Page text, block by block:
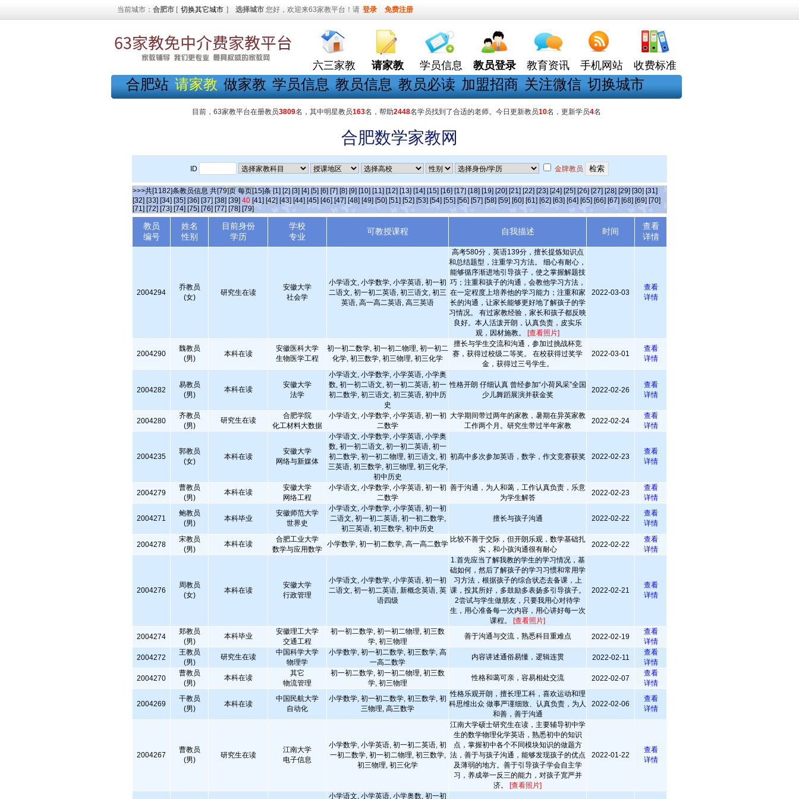
当前城市： 合肥市 [ 切换其它城市 ] 选择城市 您好，欢迎来63家教平台！请 登录 免费注册
六三家教 请家教 学员信息 教员登录 教育资讯 手机网站 收费标准
合肥站 请家教 做家教 学员信息 教员信息 教员必读 加盟招商 关注微信 切换城市
目前，63家教平台在册教员3809名，其中明星教员163名，帮助2448名学员找到了合适的老师。今日更新教员10名，更新学员4名
合肥数学家教网
ID 金牌教员
>>>共[1182]条教员信息 共[79]页 每页[15]条 [1] [2] [3] [4] [5] [6] [7] [8] [9] [10] [11] [12] [13] [14] [15] [16] [17] [18] [19] [20] [21] [22] [23] [24] [25] [26] [27] [28] [29] [30] [31]
[32] [33] [34] [35] [36] [37] [38] [39] 40 [41] [42] [43] [44] [45] [46] [47] [48] [49] [50] [51] [52] [53] [54] [55] [56] [57] [58] [59] [60] [61] [62] [63] [64] [65] [66] [67] [68] [69] [70]
[71] [72] [73] [74] [75] [76] [77] [78] [79]
教员
编号
姓名
性别
目前身份
学历
学校
专业
可教授课程 自我描述 时间
查看
详情
2004294
乔教员
(女)
研究生在读
安徽大学
社会学
小学语文, 小学数学, 小学英语, 初一初
二语文, 初一初二英语, 初三语文, 初三
英语, 高一高二英语, 高三英语
高考580分，英语139分，擅长提炼知识点
和总结题型，注重学习方法。 细心有耐心，
能够循序渐进地引导孩子，使之掌握解题技
巧；注重和孩子的沟通，会教他学习方法，
在一定程度上培养他的学习能力；注重和家
长的沟通，让家长能够更好地了解孩子的学
习情况。 有过家教经验，家长和孩子都反映
良好。本人活泼开朗，认真负责，皮实乐
观，因材施教。 [查看照片]
2022-03-03
查看
详情
2004290
魏教员
(男)
本科在读
安徽医科大学
生物医学工程
初一初二数学, 初一初二物理, 初一初二
化学, 初三数学, 初三物理, 初三化学
擅长与学生交流和沟通，参加过挑战杯竞
赛，获得过校级二等奖。 在校获得过奖学
金，获得过三号学生。
2022-03-01
查看
详情
2004282
易教员
(男)
本科在读
安徽大学
法学
小学语文, 小学数学, 小学英语, 小学奥
数, 初一初二语文, 初一初二英语, 初一
初二数学, 初三语文, 初三英语, 初中历
史
性格开朗 仔细认真 曾经参加“小荷风采”全国
少儿舞蹈展演并获金奖
2022-02-26
查看
详情
2004280
齐教员
(男)
研究生在读
合肥学院
化工材料大数据
小学语文, 小学数学, 小学英语, 初一初
二数学
大学期间带过两年的家教，暑期在异英家教
工作两个月。研究生带过半年家教
2022-02-24
查看
详情
2004235
郭教员
(女)
本科在读
安徽大学
网络与新媒体
小学语文, 小学数学, 小学英语, 小学奥
数, 初一初二语文, 初一初二英语, 初一
初二数学, 初一初二物理, 初三语文, 初
三英语, 初三数学, 初三物理, 初三化学,
初中历史
初高中多次参加英语，数学，作文竞赛获奖 2022-02-23
查看
详情
2004279
曹教员
(男)
本科在读
安徽大学
网络工程
小学语文, 小学数学, 小学英语, 初一初
二数学
善于沟通，为人和蔼，工作认真负责，乐意
为学生解答
2022-02-23
查看
详情
2004271
鲍教员
(男)
本科毕业
安徽师范大学
世界史
小学语文, 小学数学, 小学英语, 初一初
二语文, 初一初二英语, 初一初二数学,
初三英语, 初三数学, 初中历史
擅长与孩子沟通 2022-02-22
查看
详情
2004278
宋教员
(男)
本科在读
合肥工业大学
数学与应用数学
小学数学, 初一初二数学, 高一高二数学
比较不善于交际，但开朗乐观，数学基础扎
实，和小孩沟通很有耐心
2022-02-22
查看
详情
2004276
周教员
(女)
本科在读
安徽大学
行政管理
小学语文, 小学数学, 小学英语, 初一初
二语文, 初一初二英语, 新概念英语, 英
语四级
1.首先应当了解我教的学生的学习情况，基
础如何，然后了解孩子的学习习惯和常用学
习方法，根据孩子的综合状态去备课，上
课，投其所好，多鼓励多表扬多引导孩子。
2尝试与学生做朋友，只要我用心对待学
生，用心准备每一次内容，用心讲好每一次
课程。 [查看照片]
2022-02-21
查看
详情
2004274
郑教员
(男)
本科毕业
安徽理工大学
交通工程
初一初二数学, 初一初二物理, 初三数
学, 初三物理
善于沟通与交流，熟悉科目重难点 2022-02-19
查看
详情
2004272
王教员
(男)
研究生在读
中国科学大学
物理学
小学数学, 初一初二数学, 初三数学, 高
一高二数学
内容讲述通俗易懂，逻辑连贯 2022-02-11
查看
详情
2004270
曹教员
(男)
本科在读
其它
物流管理
初一初二数学, 初一初二物理, 初三数
学, 初三物理
性格和蔼可亲，容易相处交流 2022-02-07
查看
详情
2004269
干教员
(男)
本科在读
中国民航大学
自动化
小学数学, 初一初二数学, 初三数学, 初
三物理, 高三数学
性格乐观开朗，擅长理工科，喜欢运动和理
科思维出众 做事严谨细致、认真负责，为人
和善，善于沟通
2022-02-06
查看
详情
2004267
曹教员
(男)
研究生在读
江南大学
电子信息
小学数学, 小学英语, 初一初二英语, 初
一初二数学, 初一初二物理, 初三数学,
初三物理, 初三化学
江南大学硕士研究生在读，主要辅导初中学
生的数学物理化学英语，熟悉初中的知识
点，掌握初中各个不同模块知识的做题方
法，善于与孩子沟通，能够发现孩子的优点
及薄弱的地方。善于引导孩子学会自主学
习，养成举一反三的能力，对孩子宽严并
济。 [查看照片]
2022-01-22
查看
详情
小学语文, 小学英语, 小学奥数, 初一初